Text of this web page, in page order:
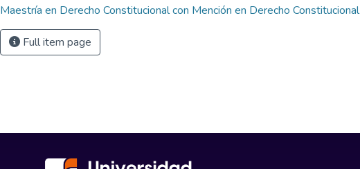
Maestría en Derecho Constitucional con Mención en Derecho Constitucional
Full item page